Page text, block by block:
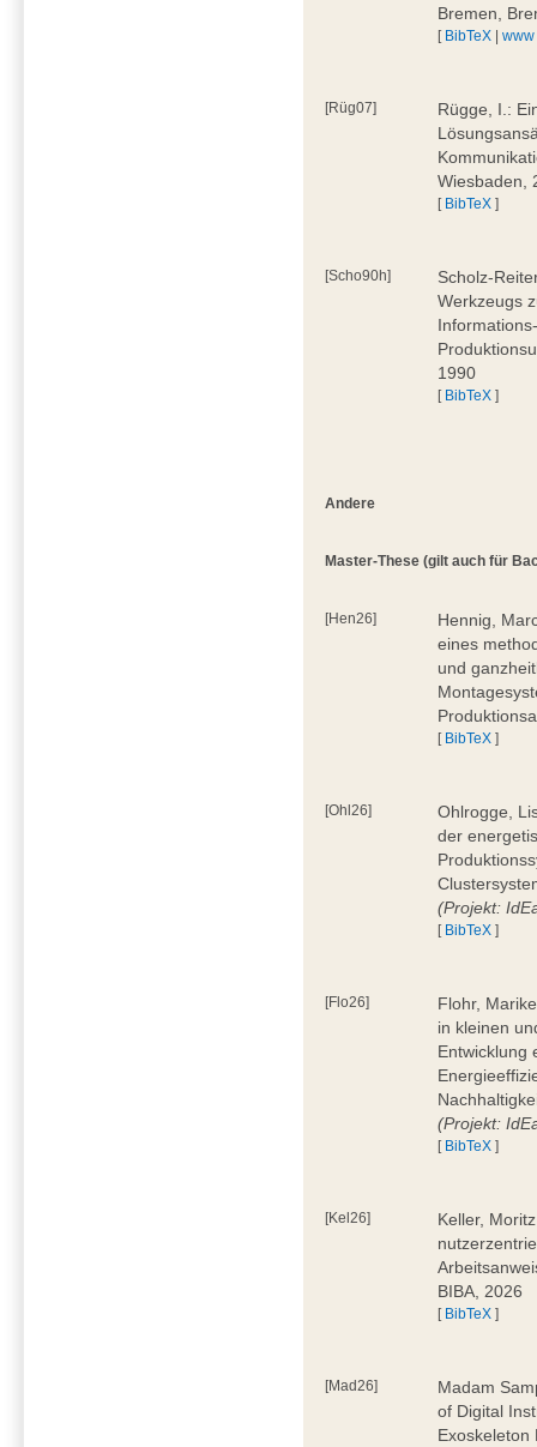
Bremen,
[ BibTeX |www
[Rüg07]
Rügge, I.:
Wiesbaden,
[ BibTeX ]
[Scho90h]
Scholz-
Werkzeugs
1990
[ BibTeX ]
Andere
Master-These (gilt auch für
[Hen26]
Hennig,
eines
und
[ BibTeX ]
[Ohl26]
Ohlrogge,
der
(Projekt:
[ BibTeX ]
[Flo26]
Flohr,
in kleinen
Entwicklung
(Projekt:
[ BibTeX ]
[Kel26]
Keller,
BIBA, 2026
[ BibTeX ]
[Mad26]
Madam
of Digital
Exoskeleton